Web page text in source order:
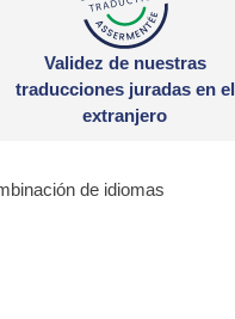
Validez de nuestras
traducciones juradas en el
extranjero
de idiomas